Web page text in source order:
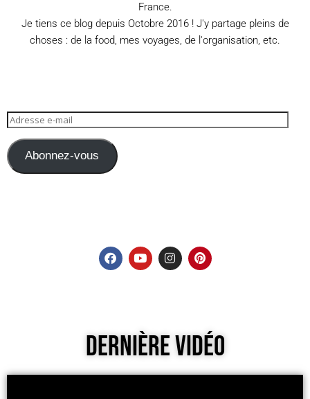
France.
Je tiens ce blog depuis Octobre 2016 ! J'y partage pleins de
choses : de la food, mes voyages, de l'organisation, etc.
Abonnez-vous
Dernière Vidéo